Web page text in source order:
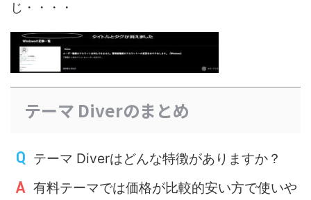
じ・・・・
テーマ Diverのまとめ
テーマ Diverはどんな特徴がありますか？
有料テーマでは価格が比較的安い方で使いや